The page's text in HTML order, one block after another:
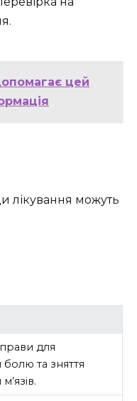
цей
лікування можуть
для
та зняття